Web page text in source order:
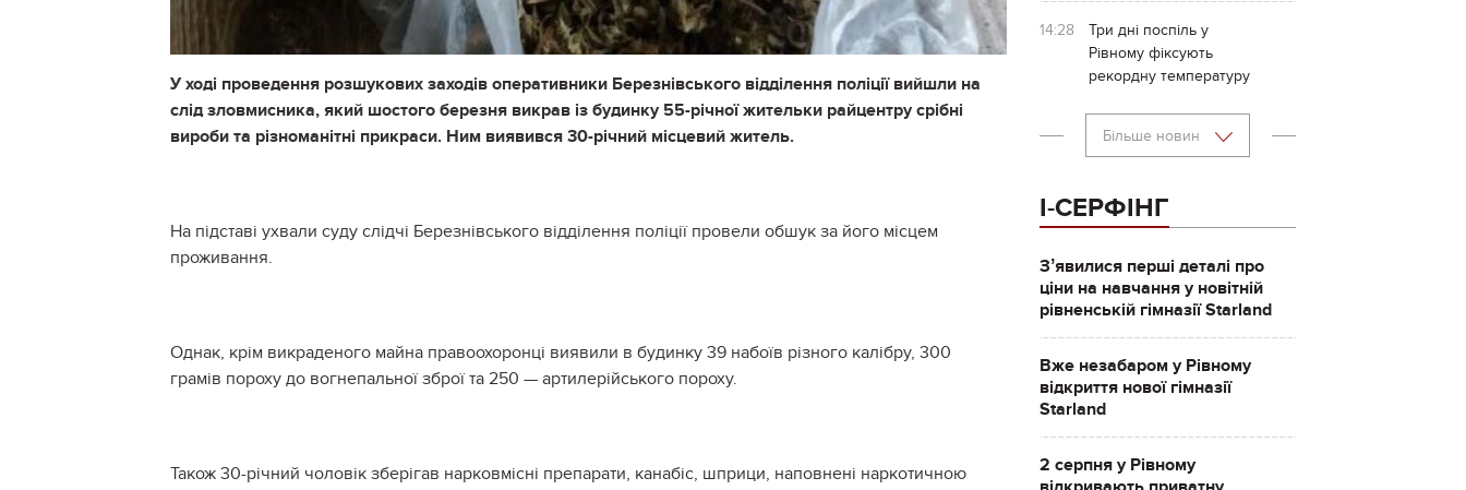
У ході проведення розшукових заходів оперативники Березнівського відділення поліції вийшли на
слід зловмисника, який шостого березня викрав із будинку 55-річної жительки райцентру срібні
вироби та різноманітні прикраси. Ним виявився 30-річний місцевий житель.
На підставі ухвали суду слідчі Березнівського відділення поліції провели обшук за його місцем
проживання.
Однак, крім викраденого майна правоохоронці виявили в будинку 39 набоїв різного калібру, 300
грамів пороху до вогнепальної зброї та 250 — артилерійського пороху.
Також 30-річний чоловік зберігав нарковмісні препарати, канабіс, шприци, наповнені наркотичною
14:28
Три дні поспіль у
Рівному фіксують
рекордну температуру
Більше новин
І-СЕРФІНГ
Зʼявилися перші деталі про
ціни на навчання у новітній
рівненській гімназії Starland
Вже незабаром у Рівному
відкриття нової гімназії
Starland
2 серпня у Рівному